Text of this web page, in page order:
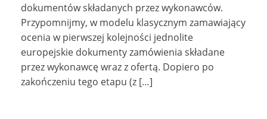
dokumentów składanych przez wykonawców.
Przypomnijmy, w modelu klasycznym zamawiający
ocenia w pierwszej kolejności jednolite
europejskie dokumenty zamówienia składane
przez wykonawcę wraz z ofertą. Dopiero po
zakończeniu tego etapu (z […]